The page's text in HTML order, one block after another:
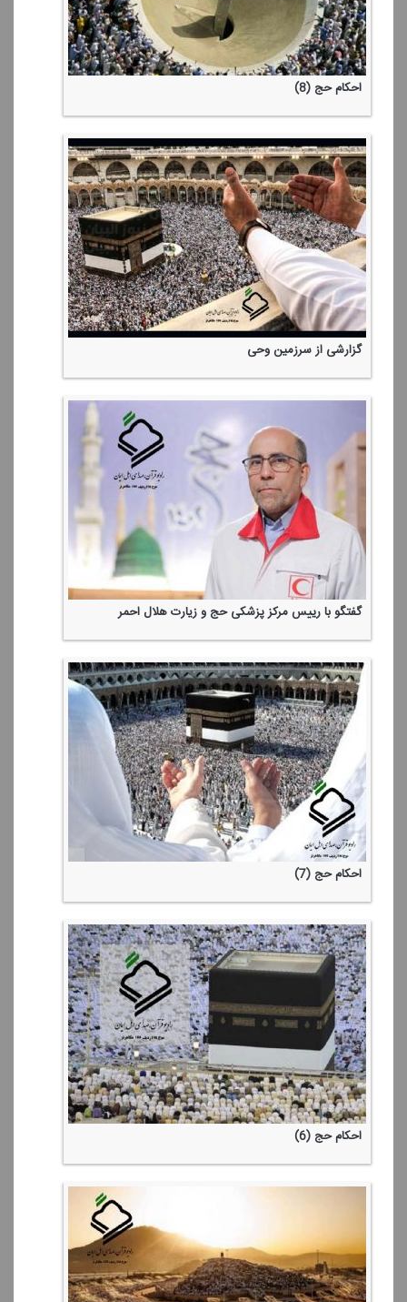
احكام حج (8)
گزارشی از سرزمین وحی
گفتگو با رییس مركز پزشكی حج و زیارت هلال احمر
احكام حج (7)
احكام حج (6)